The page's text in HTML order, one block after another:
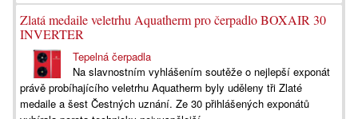
Zlatá medaile veletrhu Aquatherm pro čerpadlo BOXAIR 30
INVERTER
Tepelná čerpadla
Na slavnostním vyhlášením soutěže o nejlepší exponát
právě probíhajícího veletrhu Aquatherm byly uděleny tři Zlaté
medaile a šest Čestných uznání. Ze 30 přihlášených exponátů